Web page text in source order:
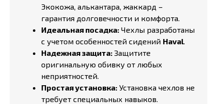
Экокожа, алькантара, жаккард –
гарантия долговечности и комфорта.
Идеальная посадка: Чехлы разработаны
с учетом особенностей сидений Haval.
Надежная защита: Защитите
оригинальную обивку от любых
неприятностей.
Простая установка: Установка чехлов не
требует специальных навыков.